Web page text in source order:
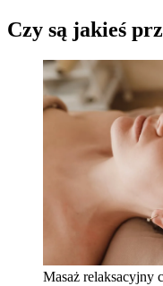
Czy są jakieś
Masaż relaksacyjny